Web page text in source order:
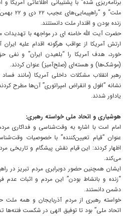
برنامه‌ریزی شده” با پشتیبانی اطلاعاتی آمریکا و
ملت” و
زنده بودن و اقتدار ملت دانستتند.
حضرت آیت الله خامنه ای در مواجهه با تهدیدات
ارتش آمریکا از عواقب هرگونه اقدام علیه
خورد، هدف آمریکا را “بلعیدن ایران” و
(موشک‌ها) و هسته‌ای (صلح‌آمیز) عنوان کردند.
رهبر انقلاب مشکلات داخلی آمریکا (مانند
نشانه “افول و انقراض امپراتوری” آن‌ها مطرح
یاداور شدند.
هوشیاری و اتحاد ملی خواسته رهبری:
عنوان “قیام تعیین‌کننده” با خصوصیات
اظهار کردند: این قیام نقش پیشگام و تاریخی
می‌کند.
“زنده و بانشاط بودن” این مردم و اثبات عدم
دشمن دانستند.
خواسته رهبری از مردم آذربایجان و همه
اتحاد ملی” بود تا توفیق الهی در شکست فتنه‌ها